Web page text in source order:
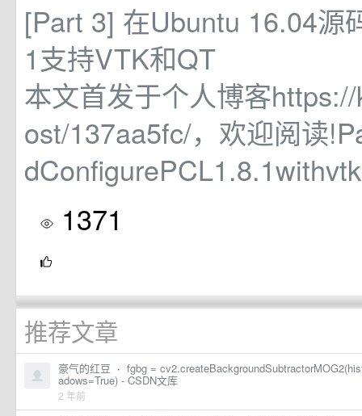
[Part 3] 在Ubuntu 16.04源
1支持VTK和QT
本文首发于个人博客
ost/137aa5fc/，欢迎阅读
1371
推荐文章
豪气的红豆 · fgbg =
adows=True) - CSDN文库
2 年前